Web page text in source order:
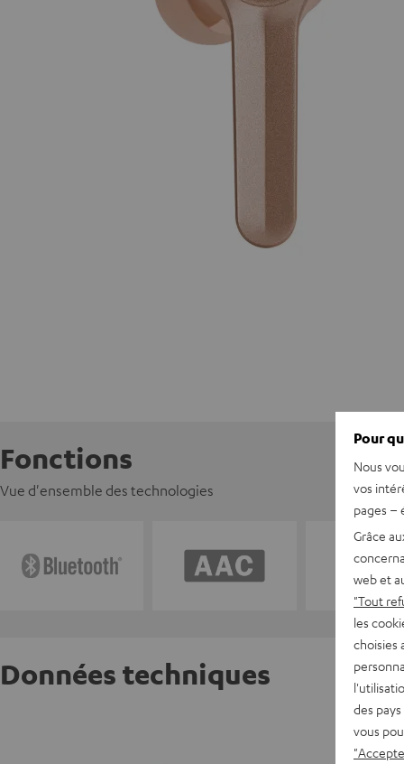
Fonctions
Vue d'ensemble des technologies
Données techniques
AIRY
Pour
Nous
vos
pages –
Grâce
web et
"Tout
les
choisies
des
vous